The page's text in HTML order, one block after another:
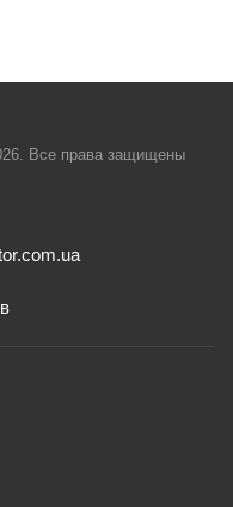
Все права защищены